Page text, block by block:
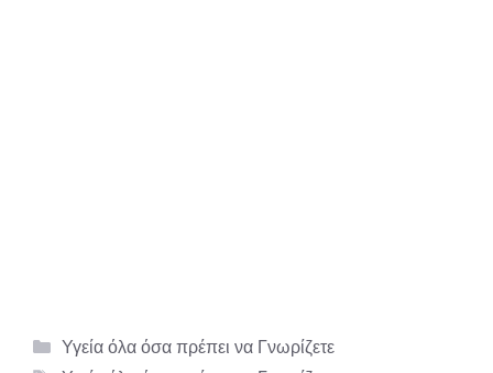
Κατηγορίες
Υγεία όλα όσα πρέπει να Γνωρίζετε